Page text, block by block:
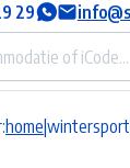
29
home